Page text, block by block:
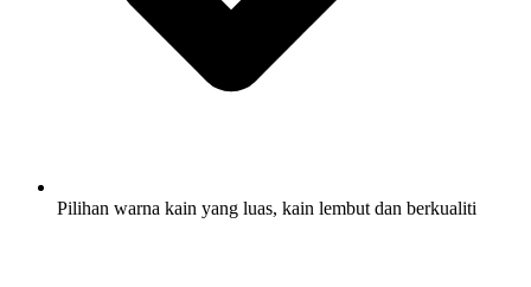
Pilihan warna kain yang luas, kain lembut dan berkualiti